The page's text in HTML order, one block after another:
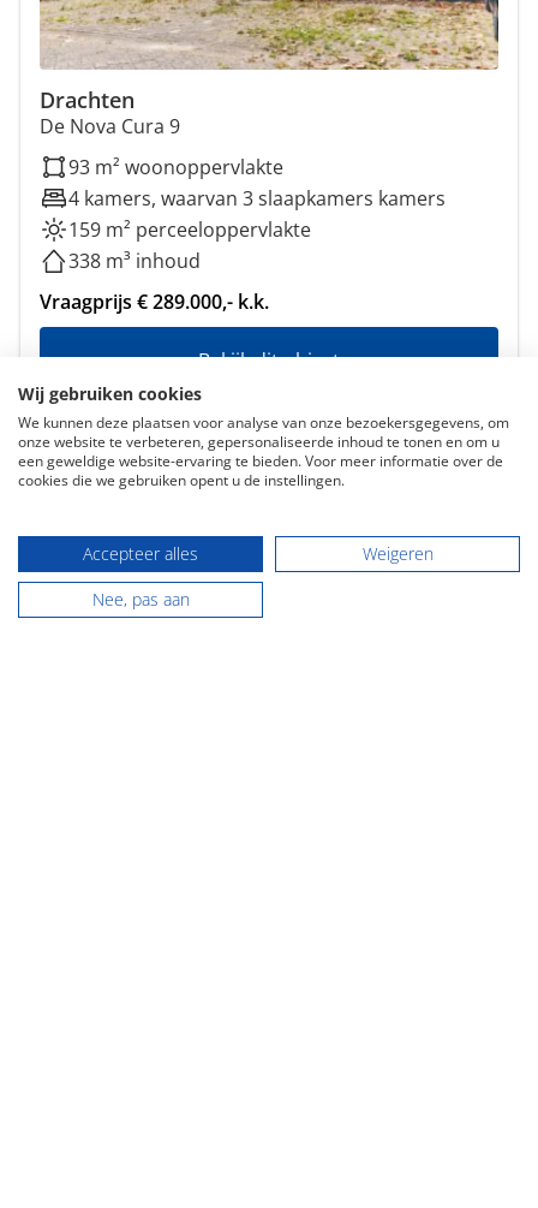
Drachten
De Nova Cura 9
93 m² woonoppervlakte
4 kamers, waarvan 3 slaapkamers kamers
159 m² perceeloppervlakte
338 m³ inhoud
Vraagprijs € 289.000,- k.k.
Bekijk dit object
Aangesloten bij o.a.:
Wij gebruiken cookies
We kunnen deze plaatsen voor analyse van onze bezoekersgegevens, om
onze website te verbeteren, gepersonaliseerde inhoud te tonen en om u
een geweldige website-ervaring te bieden. Voor meer informatie over de
cookies die we gebruiken opent u de instellingen.
Accepteer alles
Weigeren
Nee, pas aan